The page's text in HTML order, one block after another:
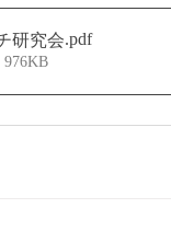
研究会.pdf
976KB